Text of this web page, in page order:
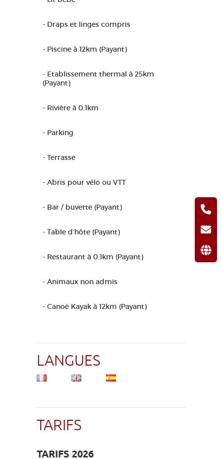
- Draps et linges compris
- Piscine à 12km (Payant)
- Etablissement thermal à 25km
(Payant)
- Rivière à 0.1km
- Parking
- Terrasse
- Abris pour vélo ou VTT
- Bar / buvette (Payant)
- Table d'hôte (Payant)
- Restaurant à 0.1km (Payant)
- Animaux non admis
- Canoë Kayak à 12km (Payant)
LANGUES
TARIFS
TARIFS 2026